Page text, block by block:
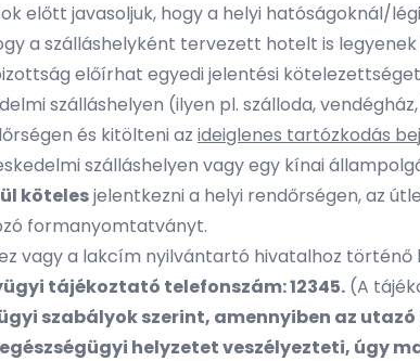
előtt javasoljuk, hogy a helyi hatóságoknál/
a szálláshelyként tervezett hotelt is
előírhat egyedi jelentési
szálláshelyen (ilyen pl. szálloda,
és kitölteni az ideiglenes tartózkodás
szálláshelyen vagy egy kínai
kötelesjelentkezni a helyi rendőrségen, az
formanyomtatványt.
vagy a lakcím nyilvántartó hivatalhoz történő
tájékoztató telefonszám: 12345. (A
szabályok szerint, amennyiben az
helyzetet veszélyezteti, úgy